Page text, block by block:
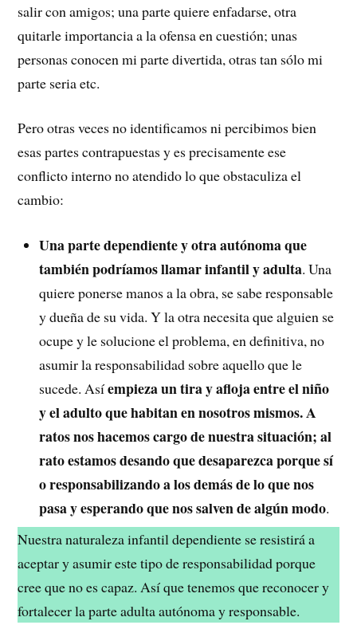
salir con amigos; una parte quiere enfadarse, otra
quitarle importancia a la ofensa en cuestión; unas
personas conocen mi parte divertida, otras tan sólo mi
parte seria etc.
Pero otras veces no identificamos ni percibimos bien
esas partes contrapuestas y es precisamente ese
conflicto interno no atendido lo que obstaculiza el
cambio:
Una parte dependiente y otra autónoma que
también podríamos llamar infantil y adulta. Una
quiere ponerse manos a la obra, se sabe responsable
y dueña de su vida. Y la otra necesita que alguien se
ocupe y le solucione el problema, en definitiva, no
asumir la responsabilidad sobre aquello que le
sucede. Asíempieza un tira y afloja entre el niño
y el adulto que habitan en nosotros mismos. A
ratos nos hacemos cargo de nuestra situación; al
rato estamos desando que desaparezca porque sí
o responsabilizando a los demás de lo que nos
pasa y esperando que nos salven de algún modo.
Nuestra naturaleza infantil dependiente se resistirá a
aceptar y asumir este tipo de responsabilidad porque
cree que no es capaz. Así que tenemos que reconocer y
fortalecer la parte adulta autónoma y responsable.